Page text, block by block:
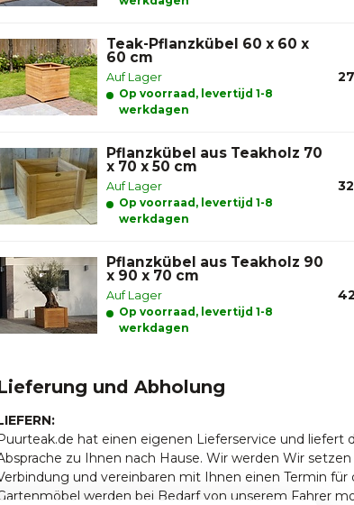
Teak-Pflanzkübel 60 x 60 x
60 cm
Auf Lager
Op voorraad, levertijd 1-8
werkdagen
Pflanzkübel aus Teakholz 70
x 70 x 50 cm
Auf Lager
Op voorraad, levertijd 1-8
werkdagen
Pflanzkübel aus Teakholz 90
x 90 x 70 cm
Auf Lager
Op voorraad, levertijd 1-8
werkdagen
und Abholung
hat einen eigenen Lieferservice und liefert
zu Ihnen nach Hause. Wir werden Wir
und vereinbaren mit Ihnen einen Termin für
werden bei Bedarf von unserem Fahrer